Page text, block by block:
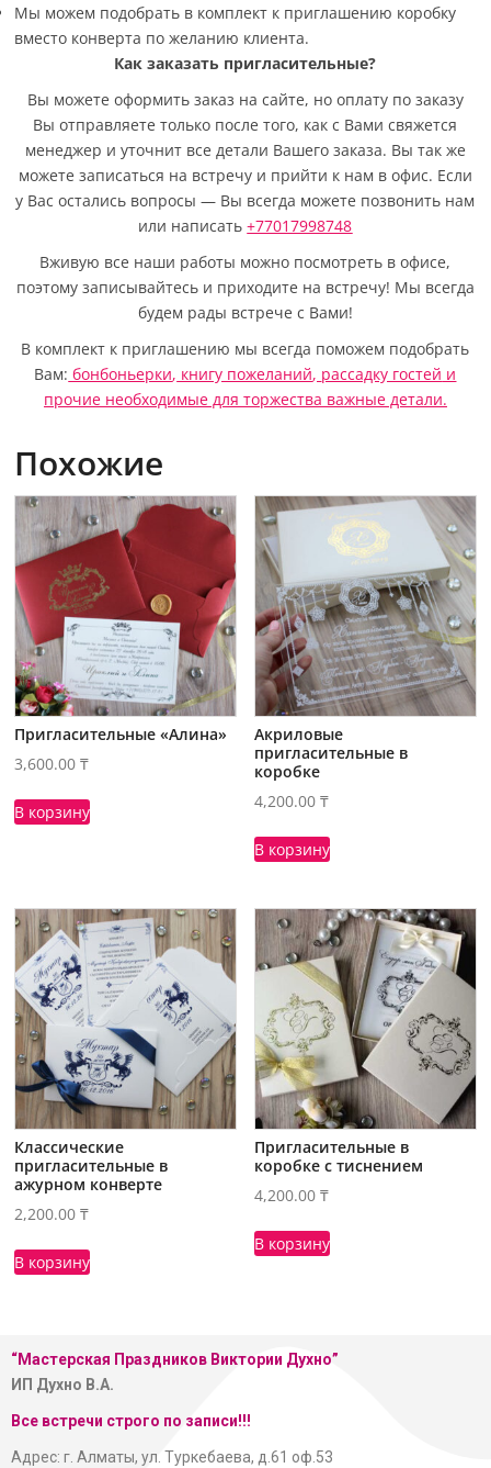
Мы можем подобрать в комплект к приглашению коробку
вместо конверта по желанию клиента.
Как заказать пригласительные?
Вы можете оформить заказ на сайте, но оплату по заказу
Вы отправляете только после того, как с Вами свяжется
менеджер и уточнит все детали Вашего заказа. Вы так же
можете записаться на встречу и прийти к нам в офис. Если
у Вас остались вопросы — Вы всегда можете позвонить нам
или написать+77017998748
Вживую все наши работы можно посмотреть в офисе,
поэтому записывайтесь и приходите на встречу! Мы всегда
будем рады встрече с Вами!
В комплект к приглашению мы всегда поможем подобрать
Вам: бонбоньерки, книгу пожеланий, рассадку гостей и
прочие необходимые для торжества важные детали.
Похожие
Пригласительные «Алина»
3,600.00₸
В корзину
Акриловые
пригласительные в
коробке
4,200.00₸
В корзину
Классические
пригласительные в
ажурном конверте
2,200.00₸
В корзину
Пригласительные в
коробке с тиснением
4,200.00₸
В корзину
“Мастерская Праздников Виктории Духно”
ИП Духно В.А.
Все встречи строго по записи!!!
Адрес: г. Алматы, ул. Туркебаева, д.61 оф.53